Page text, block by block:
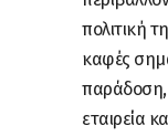
πολιτική
καφές
παράδοση,
εταιρεία